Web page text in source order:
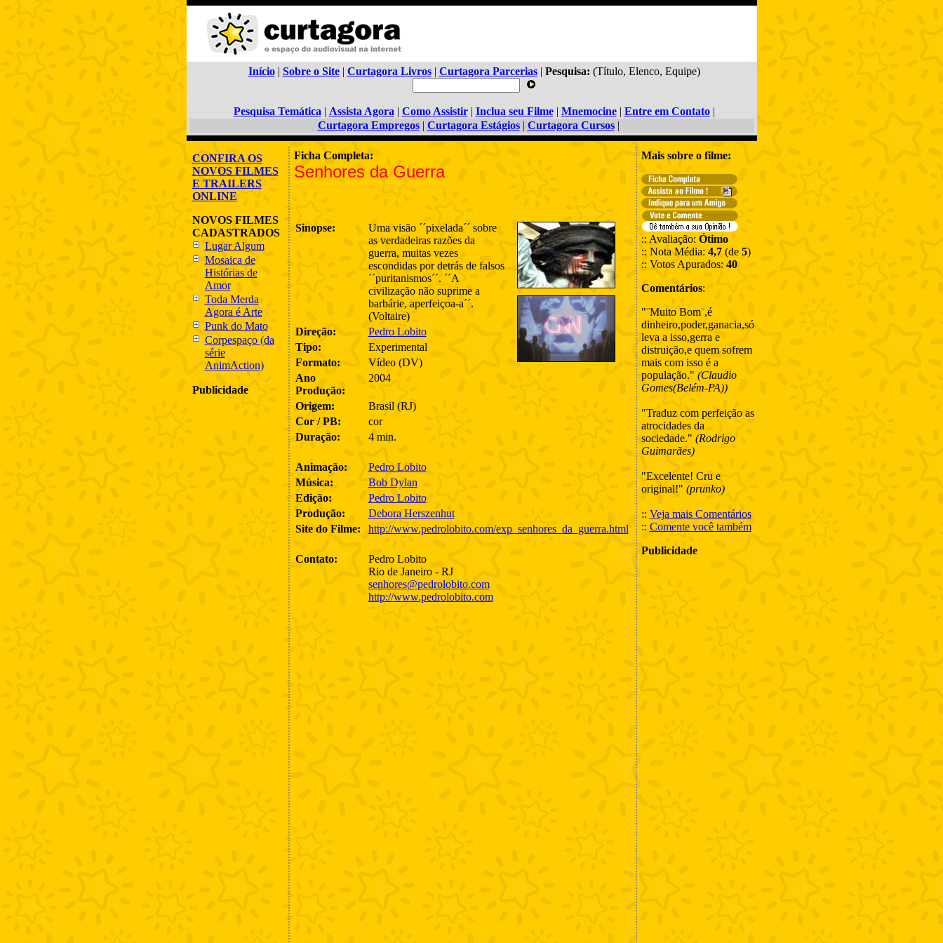
Início| Sobre o Site| Curtagora Livros| Curtagora Parcerias| Pesquisa: (Título, Elenco, Equipe)
Pesquisa Temática | Assista Agora | Como Assistir| Inclua seu Filme | Mnemocine| Entre em Contato|
Curtagora Empregos| Curtagora Estágios| Curtagora Cursos|
CONFIRA OS
NOVOS FILMES
E TRAILERS
ONLINE
NOVOS FILMES
CADASTRADOS
Lugar Algum
Mosaica de
Histórias de
Amor
Toda Merda
Agora é Arte
Punk do Mato
Corpespaço (da
série
AnimAction)
Publicidade
Ficha Completa:
Senhores da Guerra
Sinopse:
Uma visão ´´pixelada´´ sobre
as verdadeiras razões da
guerra, muitas vezes
escondidas por detrás de falsos
´´puritanismos´´. ´´A
civilização não suprime a
barbárie, aperfeiçoa-a´´.
(Voltaire)
Direção:
Pedro Lobito
Tipo:
Experimental
Formato:
Vídeo (DV)
Ano
Produção:
2004
Origem:
Brasil (RJ)
Cor / PB:
cor
Duração:
4 min.
Animação:
Pedro Lobito
Música:
Bob Dylan
Edição:
Pedro Lobito
Produção:
Debora Herszenhut
Site do Filme:
http://www.pedrolobito.com/exp_senhores_da_guerra.html
Contato:
Pedro Lobito
Rio de Janeiro - RJ
senhores@pedrolobito.com
http://www.pedrolobito.com
Mais sobre o filme:
:: Avaliação: Ótimo
:: Nota Média: 4,7(de 5)
:: Votos Apurados: 40
Comentários:
"¨Muito Bom¨,é
dinheiro,poder,ganacia,só
leva a isso,gerra e
distruição,e quem sofrem
mais com isso é a
população." (Claudio
Gomes(Belém-PA))
"Traduz com perfeição as
atrocidades da
sociedade." (Rodrigo
Guimarães)
"Excelente! Cru e
original!" (prunko)
:: Veja mais Comentários
:: Comente você também
Publicidade